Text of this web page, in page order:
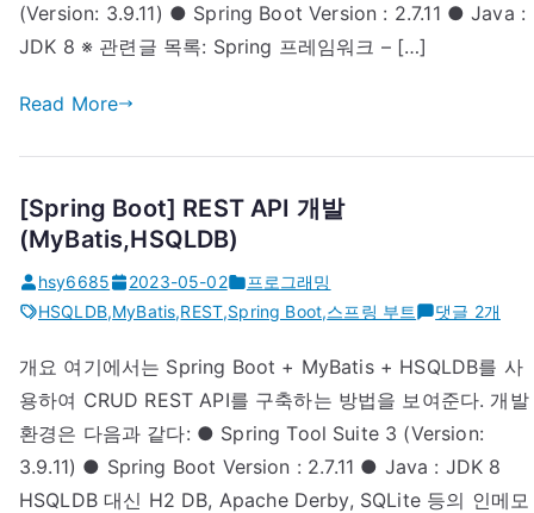
(Version: 3.9.11) ● Spring Boot Version : 2.7.11 ● Java :
JDK 8 ※ 관련글 목록: Spring 프레임워크 – […]
Read More
[Spring Boot] REST API 개발
(MyBatis,HSQLDB)
hsy6685 2023-05-02
프로그래밍
HSQLDB,MyBatis,REST,Spring Boot,스프링 부트
[Spring
REST
API
개
발
댓글 2개
개요 여기에서는 Spring Boot + MyBatis + HSQLDB를 사
용하여 CRUD REST API를 구축하는 방법을 보여준다. 개발
환경은 다음과 같다: ● Spring Tool Suite 3 (Version:
3.9.11) ● Spring Boot Version : 2.7.11 ● Java : JDK 8
HSQLDB 대신 H2 DB, Apache Derby, SQLite 등의 인메모